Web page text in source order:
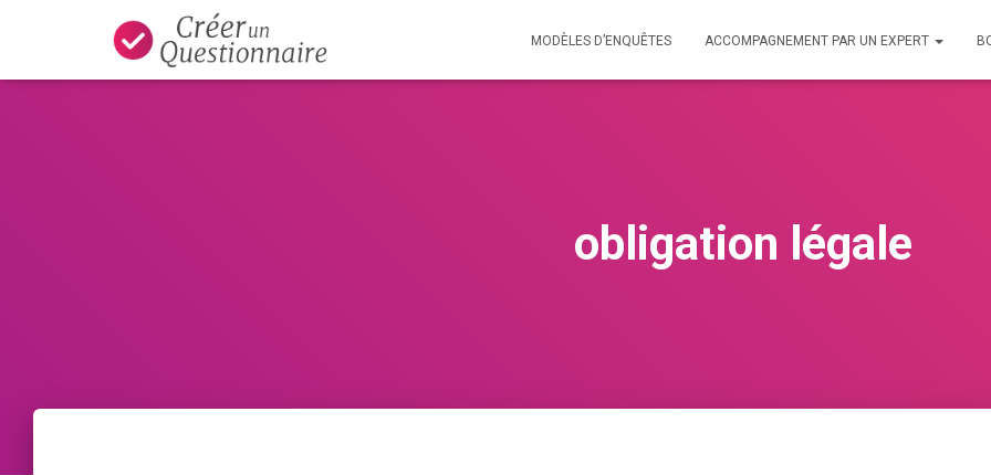
MODÈLES D’ENQUÊTES ACCOMPAGNEMENT PAR UN EXPERT
obligation légale